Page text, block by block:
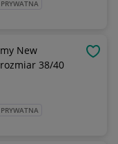
New
38/40